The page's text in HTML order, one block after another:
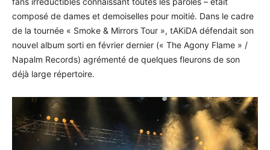
composé de dames et demoiselles pour moitié. Dans le cadre
de la tournée « Smoke & Mirrors Tour », tAKiDA défendait son
nouvel album sorti en février dernier (« The Agony Flame » /
Napalm Records) agrémenté de quelques fleurons de son
déjà large répertoire.